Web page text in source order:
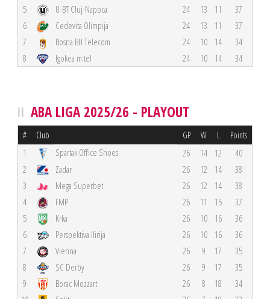
5
U-BT Cluj-Napoca 24 13 11
37
6
Cedevita Olimpija 24 13 11
37
7
Bosna BH Telecom 24 10 14
34
8
Igokea m:tel 24 10 14 34
ABA LIGA 2025/26 - PLAYOUT
# Club GP W L Points
1 Spartak Office Shoes 26 14 12
40
2
Zadar 26 12 14
38
3
Mega Superbet 26 12 14
38
4
FMP 26 11 15
37
5
Krka 26 10 16
36
6
Perspektiva Ilirija 26 10 16
36
7
Vienna 26 9 17
35
8
SC Derby 26 9 17
35
9
Borac Mozzart 26 8 18
34